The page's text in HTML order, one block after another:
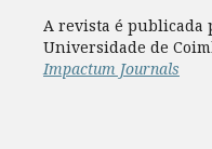
A revista é publicada
Universidade de
Impactum Journals